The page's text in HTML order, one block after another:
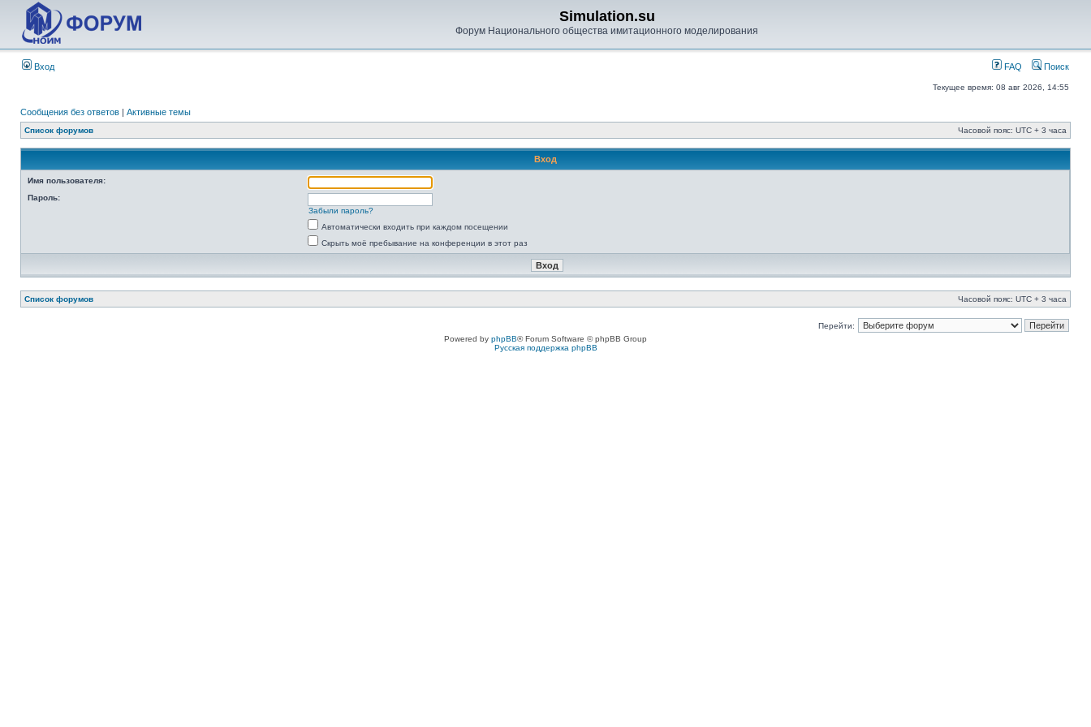
Simulation.su
Форум Национального общества имитационного моделирования
Вход FAQ Поиск
Текущее время: 08 авг 2026, 14:55
Сообщения без ответов | Активные темы
Список форумов Часовой пояс: UTC + 3 часа
Вход
Имя пользователя:
Пароль:
Забыли пароль?
Автоматически входить при каждом посещении
Скрыть моё пребывание на конференции в этот раз
Список форумов Часовой пояс: UTC + 3 часа
Перейти:
Powered by phpBB® Forum Software © phpBB Group
Русская поддержка phpBB